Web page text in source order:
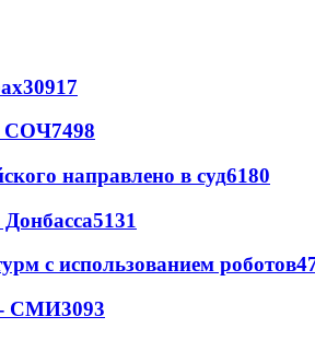
30917
СОЧ7498
направлено в суд6180
5131
с использованием роботов
- СМИ3093